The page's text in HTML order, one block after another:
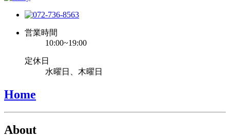
営業時間
10:00~19:00
定休日
水曜日、木曜日
Home
About